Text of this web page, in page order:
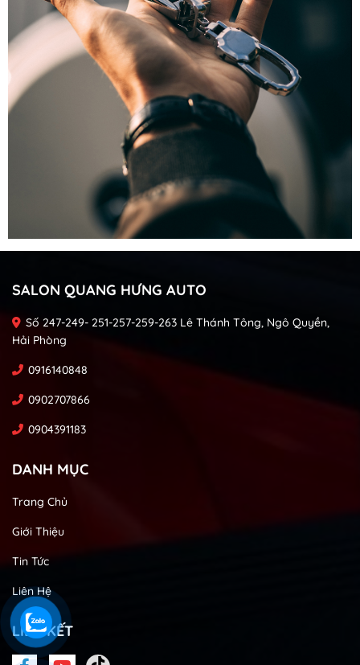
SALON QUANG HƯNG AUTO
Số 247-249- 251-257-259-263 Lê Thánh Tông, Ngô Quyền,
Hải Phòng
0916140848
0902707866
0904391183
DANH MỤC
Trang Chủ
Giới Thiệu
Tin Tức
Liên Hệ
LIÊN KẾT